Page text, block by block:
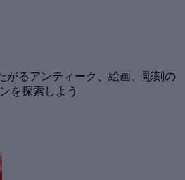
がるアンティーク、絵画、彫刻の
を探索しよう